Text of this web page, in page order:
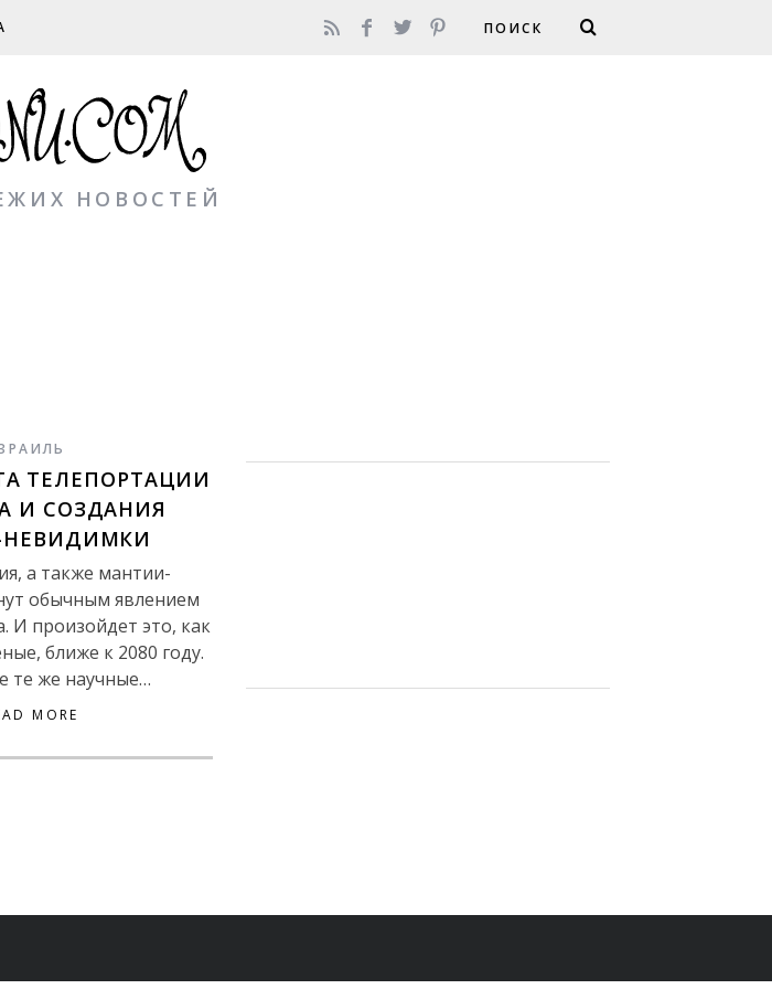
НОВОСТЕЙ
ТЕЛЕПОРТАЦИИ
И СОЗДАНИЯ
а также мантии-
обычным явлением
И произойдет это, как
ближе к 2080 году.
те же научные…
MORE